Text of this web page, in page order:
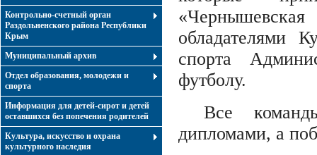
Контрольно-счетный орган
Раздольненского района Республики
Крым
Муниципальный архив
Отдел образования, молодежи и
спорта
Информация для детей-сирот и детей
оставшихся без попечения родителей
Культура, искусство и охрана
культурного наследия
обладателями
спорта
футболу.
Все
дипломами, а